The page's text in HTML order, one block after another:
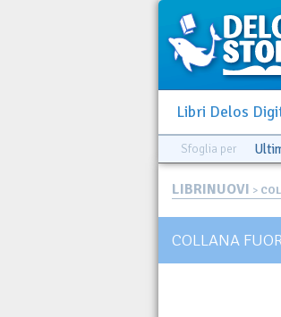
Libri Delos
Sfoglia per
LIBRINUOVI >
COLLANA